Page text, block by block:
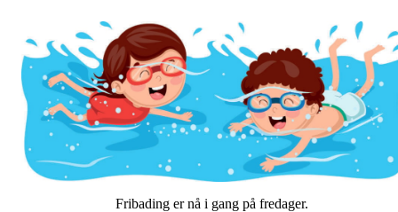
Fribading er nå i gang på fredager.